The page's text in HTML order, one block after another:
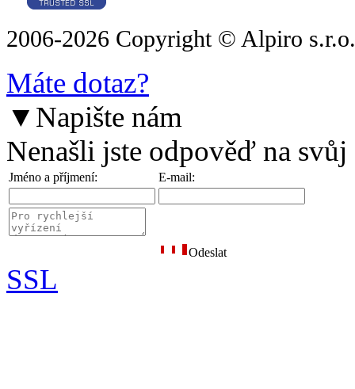
2006-2026 Copyright © Alpiro
Máte dotaz?
▼ Napište nám
Nenašli jste odpověď na
Jméno a příjmení: E-mail:
Odeslat
SSL